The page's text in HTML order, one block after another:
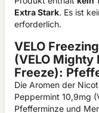
Extra Stark. Es ist
erforderlich.
VELO
(VELO Mighty
Freeze):
Die Aromen der
Peppermint 10,9mg
Pfefferminze und